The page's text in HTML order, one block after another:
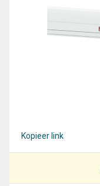
Kopieer link